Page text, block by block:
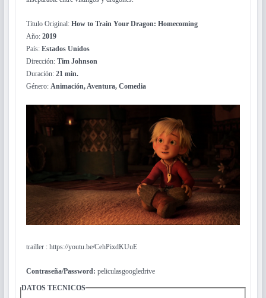
Título Original: How to Train Your Dragon: Homecoming
Año: 2019
País: Estados Unidos
Dirección: Tim Johnson
Duración: 21 min.
Género: Animación, Aventura, Comedia
trailler : https://youtu.be/CehPixdKUuE
Contraseña/Password: peliculasgoogledrive
DATOS TECNICOS